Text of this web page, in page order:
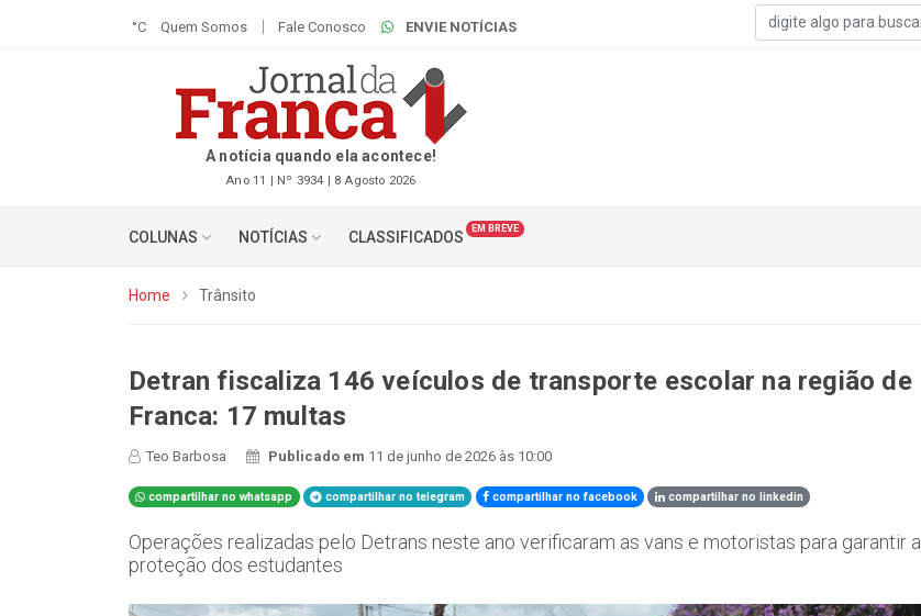
°C Quem Somos Fale Conosco ENVIE NOTÍCIAS
A notícia quando ela acontece!
Ano 11 | Nº 3934 | 8 Agosto 2026
COLUNAS NOTÍCIAS CLASSIFICADOS EM BREVE
Home Trânsito
Detran fiscaliza 146 veículos de transporte escolar na região de
Franca: 17 multas
Teo Barbosa Publicado em 11 de junho de 2026 às 10:00
compartilhar no whatsapp compartilhar no telegram compartilhar no facebook compartilhar no linkedin
Operações realizadas pelo Detrans neste ano verificaram as vans e motoristas para garantir a
proteção dos estudantes